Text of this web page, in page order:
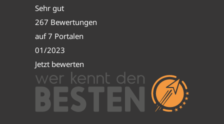
Sehr gut
267 Bewertungen
auf 7 Portalen
01/2023
Jetzt bewerten